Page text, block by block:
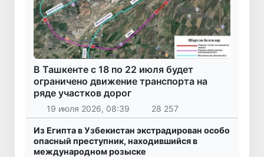
В Ташкенте с 18 по 22 июля будет
ограничено движение транспорта на
ряде участков дорог
19 июля 2026, 08:39 28 257
Из Египта в Узбекистан экстрадирован особо
опасный преступник, находившийся в
международном розыске